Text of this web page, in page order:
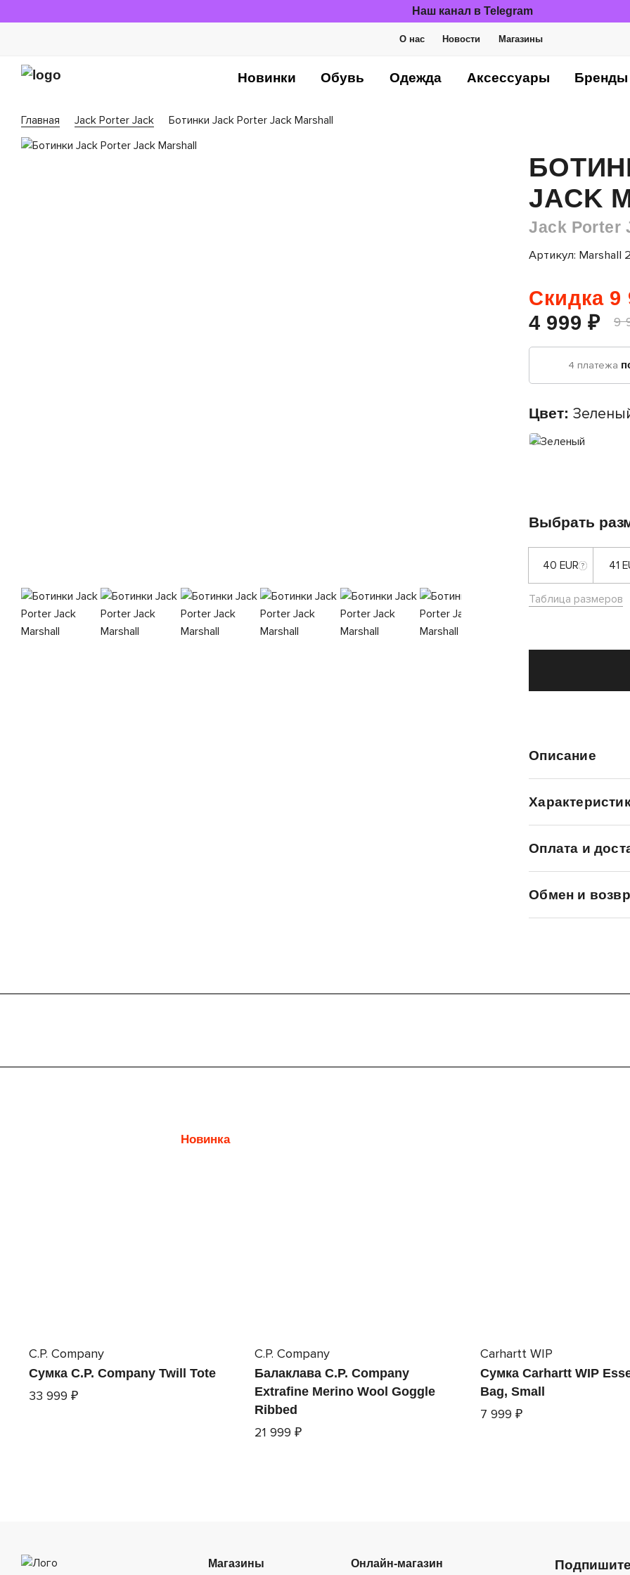
Наш канал в Telegram
О нас Новости Магазины
Новинки Обувь Одежда Аксессуары Бренды
Главная Jack Porter Jack Ботинки Jack Porter Jack Marshall
JACK
Jack Porter
Артикул: Marshall
Скидка 9
4 999 ₽
9
4 платежа
Цвет:
Выбрать
40 EUR 41
Таблица размеров
Описание
Оплата и
Обмен и
Новинка
C.P. Company
Сумка C.P. Company Twill Tote
33 999 ₽
C.P. Company
Балаклава C.P. Company
Extrafine Merino Wool Goggle
Ribbed
21 999 ₽
Carhartt WIP
Сумка Carhartt WIP
Bag, Small
7 999 ₽
Магазины Онлайн-магазин